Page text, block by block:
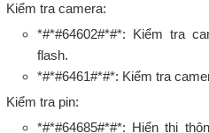
Kiểm tra camera:
*#*#64602#*#*: Kiểm tra
flash.
*#*#6461#*#*: Kiểm tra
Kiểm tra pin:
*#*#64685#*#*: Hiển thị